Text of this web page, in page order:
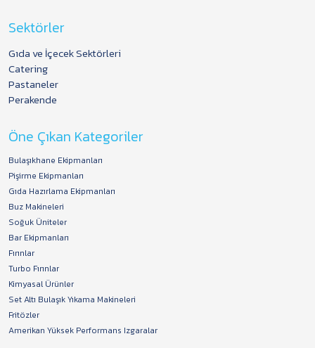
Sektörler
Gıda ve İçecek Sektörleri
Catering
Pastaneler
Perakende
Öne Çıkan Kategoriler
Bulaşıkhane Ekipmanları
Pişirme Ekipmanları
Gıda Hazırlama Ekipmanları
Buz Makineleri
Soğuk Üniteler
Bar Ekipmanları
Fırınlar
Turbo Fırınlar
Kimyasal Ürünler
Set Altı Bulaşık Yıkama Makineleri
Fritözler
Amerikan Yüksek Performans Izgaralar